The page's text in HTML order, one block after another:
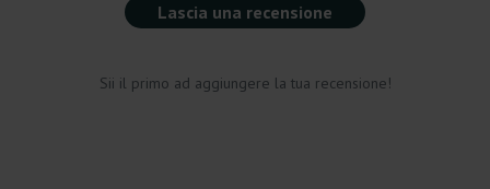
Lascia una recensione
Sii il primo ad aggiungere la tua recensione!